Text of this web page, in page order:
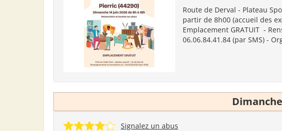
Route de Derval - Plateau
partir de 8h00 (accueil des
Emplacement GRATUIT -
06.06.84.41.84 (par SMS) -
Signalez un abus